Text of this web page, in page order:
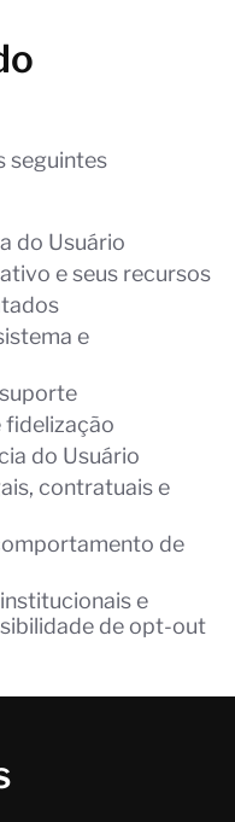
seguintes
do Usuário
e seus recursos
e
fidelização
do Usuário
contratuais e
de
e
de opt-out